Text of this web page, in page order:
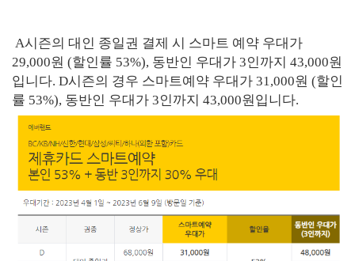
A시즌의 대인 종일권 결제 시 스마트 예약 우대가
29,000원 (할인률 53%), 동반인 우대가 3인까지 43,000원
입니다. D시즌의 경우 스마트예약 우대가 31,000원 (할인
률 53%), 동반인 우대가 3인까지 43,000원입니다.